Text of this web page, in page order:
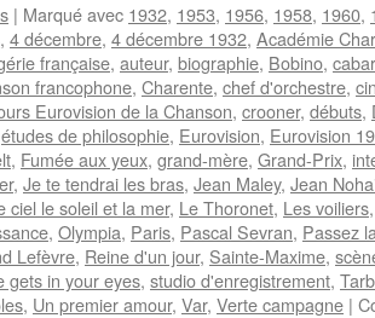
| Marqué avec 1932, 1953, 1956, 1958, 1960,
, 4 décembre, 4 décembre 1932, Académie
française, auteur, biographie, Bobino,
francophone, Charente, chef d'orchestre,
Eurovision de la Chanson, crooner, débuts,
études de philosophie, Eurovision, Eurovision
, Fumée aux yeux, grand-mère, Grand-Prix,
, Je te tendrai les bras, Jean Maley, Jean
ciel le soleil et la mer, Le Thoronet, Les voiliers
, Olympia, Paris, Pascal Sevran, Passez
Lefèvre, Reine d'un jour, Sainte-Maxime,
gets in your eyes, studio d'enregistrement,
, Un premier amour, Var, Verte campagne |